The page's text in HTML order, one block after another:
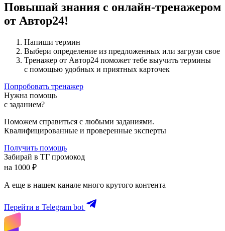
Повышай знания с онлайн-тренажером
от Автор24!
Напиши термин
Выбери определение из предложенных или загрузи свое
Тренажер от Автор24 поможет тебе выучить термины
с помощью удобных и приятных карточек
Попробовать тренажер
Нужна помощь
с заданием?
Поможем справиться с любыми заданиями.
Квалифицированные и проверенные эксперты
Получить помощь
Забирай в ТГ промокод
на 1000 ₽
А еще в нашем канале много крутого контента
Перейти в Telegram bot